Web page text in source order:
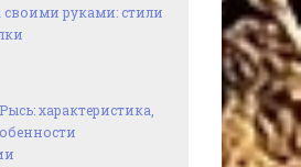
своими руками: стили
характеристика,